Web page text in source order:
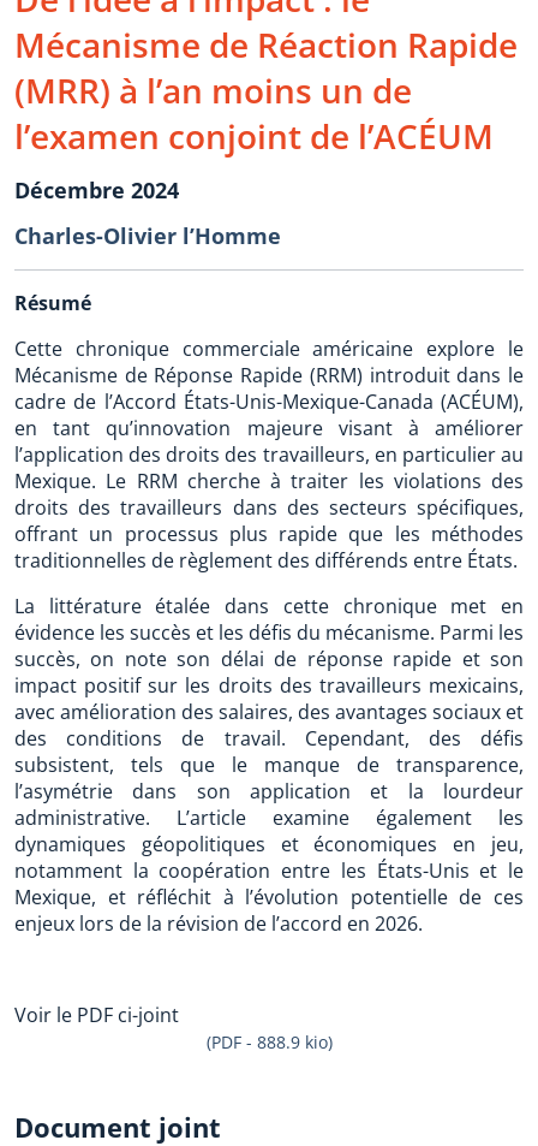
Mécanisme de Réaction Rapide
(MRR) à l’an moins un de
l’examen conjoint de l’ACÉUM
Décembre 2024
Charles-Olivier l’Homme
Résumé
Cette chronique commerciale américaine explore le
Mécanisme de Réponse Rapide (RRM) introduit dans le
cadre de l’Accord États-Unis-Mexique-Canada (ACÉUM),
en tant qu’innovation majeure visant à améliorer
l’application des droits des travailleurs, en particulier au
Mexique. Le RRM cherche à traiter les violations des
droits des travailleurs dans des secteurs spécifiques,
offrant un processus plus rapide que les méthodes
traditionnelles de règlement des différends entre États.
La littérature étalée dans cette chronique met en
évidence les succès et les défis du mécanisme. Parmi les
succès, on note son délai de réponse rapide et son
impact positif sur les droits des travailleurs mexicains,
avec amélioration des salaires, des avantages sociaux et
des conditions de travail. Cependant, des défis
subsistent, tels que le manque de transparence,
l’asymétrie dans son application et la lourdeur
administrative. L’article examine également les
dynamiques géopolitiques et économiques en jeu,
notamment la coopération entre les États-Unis et le
Mexique, et réfléchit à l’évolution potentielle de ces
enjeux lors de la révision de l’accord en 2026.
Voir le PDF ci-joint
(PDF - 888.9 kio)
Document joint